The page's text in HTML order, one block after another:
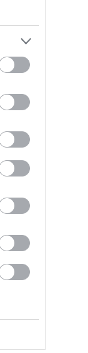
PCW HÍREK